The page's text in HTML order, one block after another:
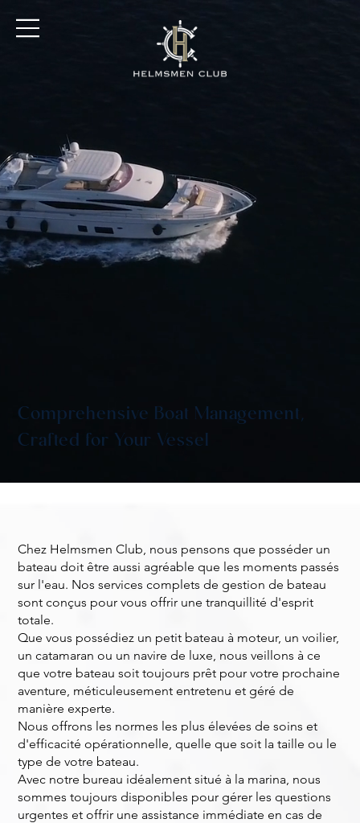
Comprehensive Boat Management,
Crafted for Your Vessel
Chez Helmsmen Club, nous pensons que posséder un
bateau doit être aussi agréable que les moments passés
sur l'eau. Nos services complets de gestion de bateau
sont conçus pour vous offrir une tranquillité d'esprit
totale.
Que vous possédiez un petit bateau à moteur, un voilier,
un catamaran ou un navire de luxe, nous veillons à ce
que votre bateau soit toujours prêt pour votre prochaine
aventure, méticuleusement entretenu et géré de
manière experte.
Nous offrons les normes les plus élevées de soins et
d'efficacité opérationnelle, quelle que soit la taille ou le
type de votre bateau.
Avec notre bureau idéalement situé à la marina, nous
sommes toujours disponibles pour gérer les questions
urgentes et offrir une assistance immédiate en cas de